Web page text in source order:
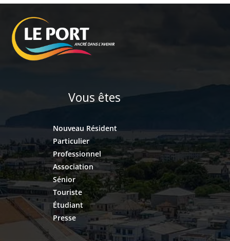
Vous êtes
Nouveau Résident
Particulier
Professionnel
Association
Sénior
Touriste
Étudiant
Presse